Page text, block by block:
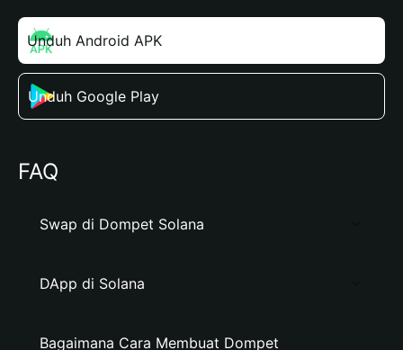
Unduh Android APK
Unduh Google Play
FAQ
Swap di Dompet Solana
DApp di Solana
Bagaimana Cara Membuat Dompet